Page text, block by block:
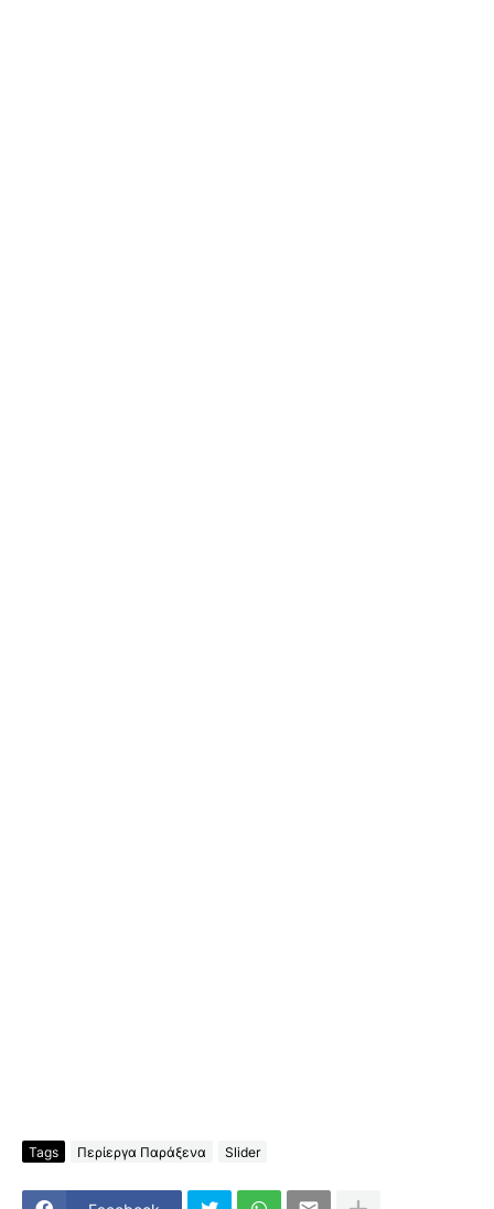
Tags Περίεργα Παράξενα Slider